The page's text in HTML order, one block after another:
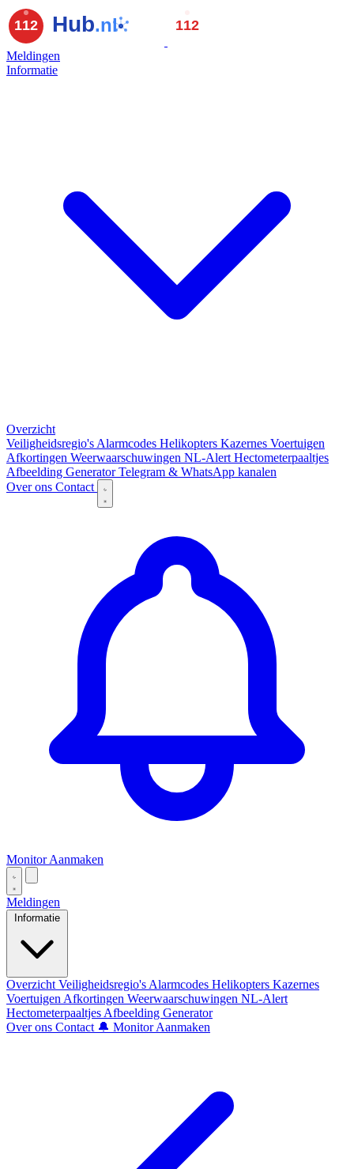
Meldingen
Informatie
Overzicht
Veiligheidsregio's Alarmcodes Helikopters Kazernes Voertuigen
Afkortingen Weerwaarschuwingen NL-Alert Hectometerpaaltjes
Afbeelding GeneratorTelegram & WhatsApp kanalen
Over ons Contact
Monitor Aanmaken
Meldingen
Informatie
Overzicht Veiligheidsregio's Alarmcodes Helikopters Kazernes
Voertuigen Afkortingen Weerwaarschuwingen NL-Alert
Hectometerpaaltjes Afbeelding Generator
Over ons Contact 🔔 Monitor Aanmaken